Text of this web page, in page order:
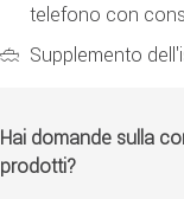
telefono con
Supplemento
Hai domande sulla
prodotti?